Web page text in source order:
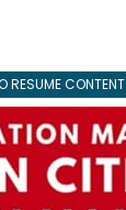
RESUME CONTENT